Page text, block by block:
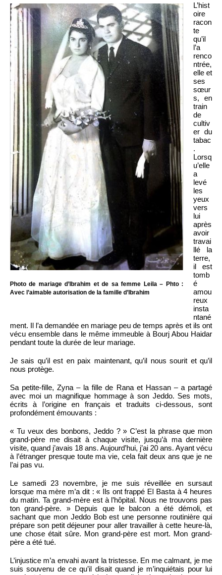
Photo de mariage d’Ibrahim et de sa femme Leila – Phto :
Avec l’aimable autorisation de la famille d’Ibrahim
L’hist
oire
racon
te
qu’il
l’a
renco
ntrée,
elle et
ses
sœur
s, en
train
de
cultiv
er du
tabac
.
Lorsq
u’elle
a
levé
les
yeux
vers
lui
après
avoir
travai
llé la
terre,
il est
tomb
é
amou
reux
insta
ntané
ment. Il l’a demandée en mariage peu de temps après et ils ont
vécu ensemble dans le même immeuble à Bourj Abou Haidar
pendant toute la durée de leur mariage.
Je sais qu’il est en paix maintenant, qu’il nous sourit et qu’il
nous protège.
Sa petite-fille, Zyna – la fille de Rana et Hassan – a partagé
avec moi un magnifique hommage à son Jeddo. Ses mots,
écrits à l’origine en français et traduits ci-dessous, sont
profondément émouvants :
« Tu veux des bonbons, Jeddo ? » C’est la phrase que mon
grand-père me disait à chaque visite, jusqu’à ma dernière
visite, quand j’avais 18 ans. Aujourd’hui, j’ai 20 ans. Ayant vécu
à l’étranger presque toute ma vie, cela fait deux ans que je ne
l’ai pas vu.
Le samedi 23 novembre, je me suis réveillée en sursaut
lorsque ma mère m’a dit : « Ils ont frappé El Basta à 4 heures
du matin. Ta grand-mère est à l’hôpital. Nous ne trouvons pas
ton grand-père. » Depuis que le balcon a été démoli, et
sachant que mon Jeddo Bob est une personne routinière qui
prépare son petit déjeuner pour aller travailler à cette heure-là,
une chose était sûre. Mon grand-père est mort. Mon grand-
père a été tué.
L’injustice m’a envahi avant la tristesse. En me calmant, je me
suis souvenu de ce qu’il disait quand je m’inquiétais pour lui